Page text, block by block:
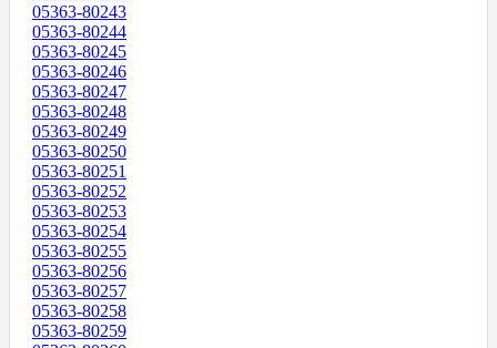
05363-80243
05363-80244
05363-80245
05363-80246
05363-80247
05363-80248
05363-80249
05363-80250
05363-80251
05363-80252
05363-80253
05363-80254
05363-80255
05363-80256
05363-80257
05363-80258
05363-80259